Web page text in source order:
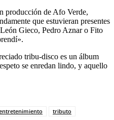
producción de Afo Verde,
que estuvieran presentes
Gieco, Pedro Aznar o Fito
tribu-disco es un álbum
se enredan lindo, y aquello
tributo